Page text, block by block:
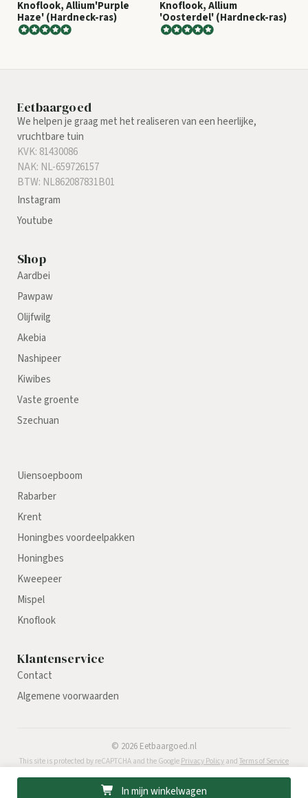
In mijn winkelwagen
Knoflook, Allium'Purple
Haze' (Hardneck-ras)
Knoflook, Allium
'Oosterdel' (Hardneck-ras)
Eetbaargoed
We helpen je graag met het realiseren van een heerlijke,
vruchtbare tuin
KVK: 81430086
NAK: NL-659726157
BTW: NL862087831B01
Instagram
Youtube
Shop
Aardbei
Pawpaw
Olijfwilg
Akebia
Nashipeer
Kiwibes
Vaste groente
Szechuan
Uiensoepboom
Rabarber
Krent
Honingbes voordeelpakken
Honingbes
Kweepeer
Mispel
Knoflook
Klantenservice
Contact
Algemene voorwaarden
© 2026 Eetbaargoed.nl
This site is protected by reCAPTCHA and the Google Privacy Policy and Terms of Service
apply.